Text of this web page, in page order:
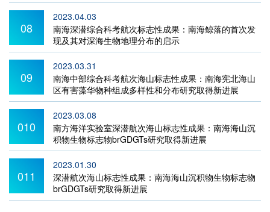
08
2023.04.03
南海深潜综合科考航次标志性成果：南海鲸落的首次发
现及其对深海生物地理分布的启示
09
2023.03.31
南海中部综合科考航次海山标志性成果：南海宪北海山
区有害藻华物种组成多样性和分布研究取得新进展
010
2023.03.08
南方海洋实验室深潜航次海山标志性成果：南海海山沉
积物生物标志物brGDGTs研究取得新进展
011
2023.01.30
深潜航次海山标志性成果：南海海山沉积物生物标志物
brGDGTs研究取得新进展